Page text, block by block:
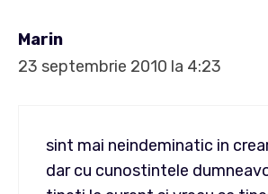
Marin
23 septembrie 2010 la 4:23
sint mai neindeminatic in
dar cu cunostintele